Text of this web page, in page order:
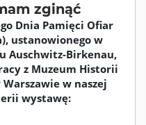
zginąć
Dnia Pamięci Ofiar
ustanowionego w
Auschwitz-Birkenau,
z Muzeum Historii
w naszej
wystawę: